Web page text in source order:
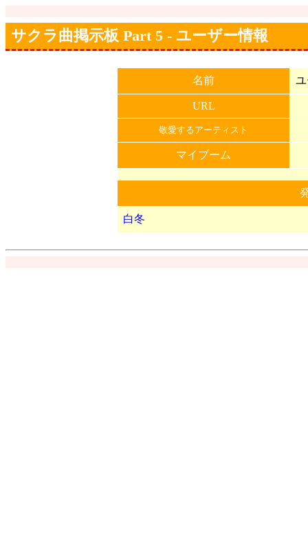
サクラ曲掲示板 Part 5 - ユーザー情報
名前
URL
敬愛するアーティスト
マイブーム
白冬